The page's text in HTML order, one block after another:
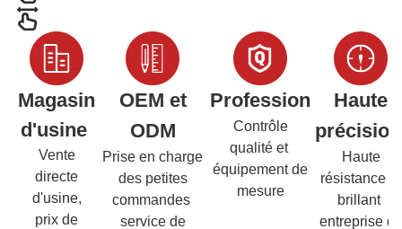
Magasin
d'usine
Vente
directe
d'usine,
prix de
OEM et
ODM
Prise en charge
des petites
commandes
service de
Profession
Contrôle
qualité et
équipement de
mesure
Haute
Haute
résistance et
brillant
entreprise de